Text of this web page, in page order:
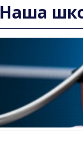
Наша